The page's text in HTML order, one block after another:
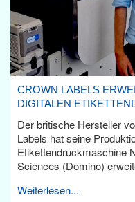
CROWN LABELS
DIGITALEN
Der britische Hersteller
Labels hat seine
Etikettendruckmaschine
Sciences (Domino)
Weiterlesen...